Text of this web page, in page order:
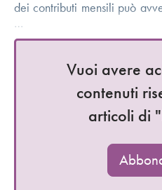
dei contributi mensili può
…
Vuoi avere
contenuti
articoli di "